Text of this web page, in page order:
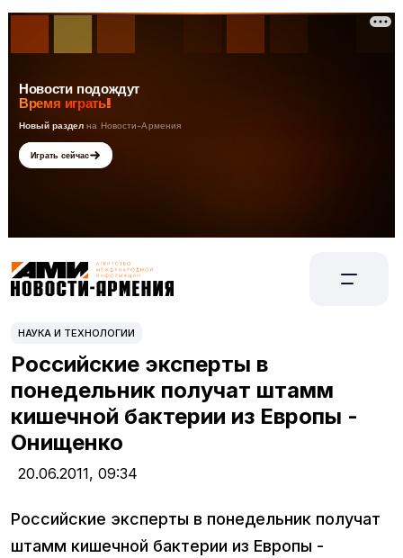
НАУКА И ТЕХНОЛОГИИ
Российские эксперты в
понедельник получат штамм
кишечной бактерии из Европы -
Онищенко
20.06.2011, 09:34
Российские эксперты в понедельник получат
штамм кишечной бактерии из Европы -